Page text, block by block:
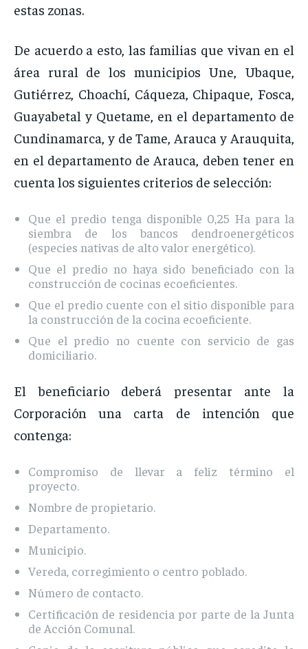
estas zonas.
De acuerdo a esto, las familias que vivan en el
área rural de los municipios Une, Ubaque,
Gutiérrez, Choachí, Cáqueza, Chipaque, Fosca,
Guayabetal y Quetame, en el departamento de
Cundinamarca, y de Tame, Arauca y Arauquita,
en el departamento de Arauca, deben tener en
cuenta los siguientes criterios de selección:
Que el predio tenga disponible 0,25 Ha para la
siembra de los bancos dendroenergéticos
(especies nativas de alto valor energético).
Que el predio no haya sido beneficiado con la
construcción de cocinas ecoeficientes.
Que el predio cuente con el sitio disponible para
la construcción de la cocina ecoeficiente.
Que el predio no cuente con servicio de gas
domiciliario.
El beneficiario deberá presentar ante la
Corporación una carta de intención que
contenga:
Compromiso de llevar a feliz término el
proyecto.
Nombre de propietario.
Departamento.
Municipio.
Vereda, corregimiento o centro poblado.
Número de contacto.
Certificación de residencia por parte de la Junta
de Acción Comunal.